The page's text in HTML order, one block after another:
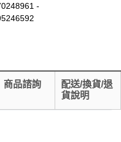
-
商品諮詢
配送/換貨/退
貨說明